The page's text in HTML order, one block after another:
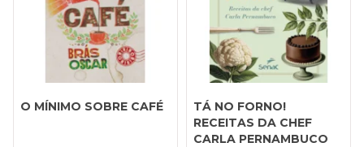
O MÍNIMO SOBRE CAFÉ
TÁ NO FORNO!
RECEITAS DA CHEF
CARLA PERNAMBUCO